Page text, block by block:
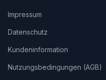
Impressum
Datenschutz
Kundeninformation
Nutzungsbedingungen (AGB)